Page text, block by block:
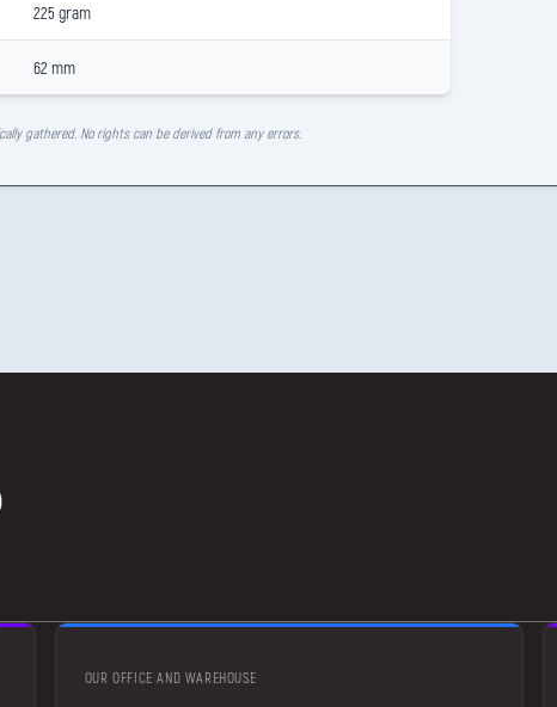
225 gram
62 mm
gathered. No rights can be derived from any errors.
OUR OFFICE AND WAREHOUSE